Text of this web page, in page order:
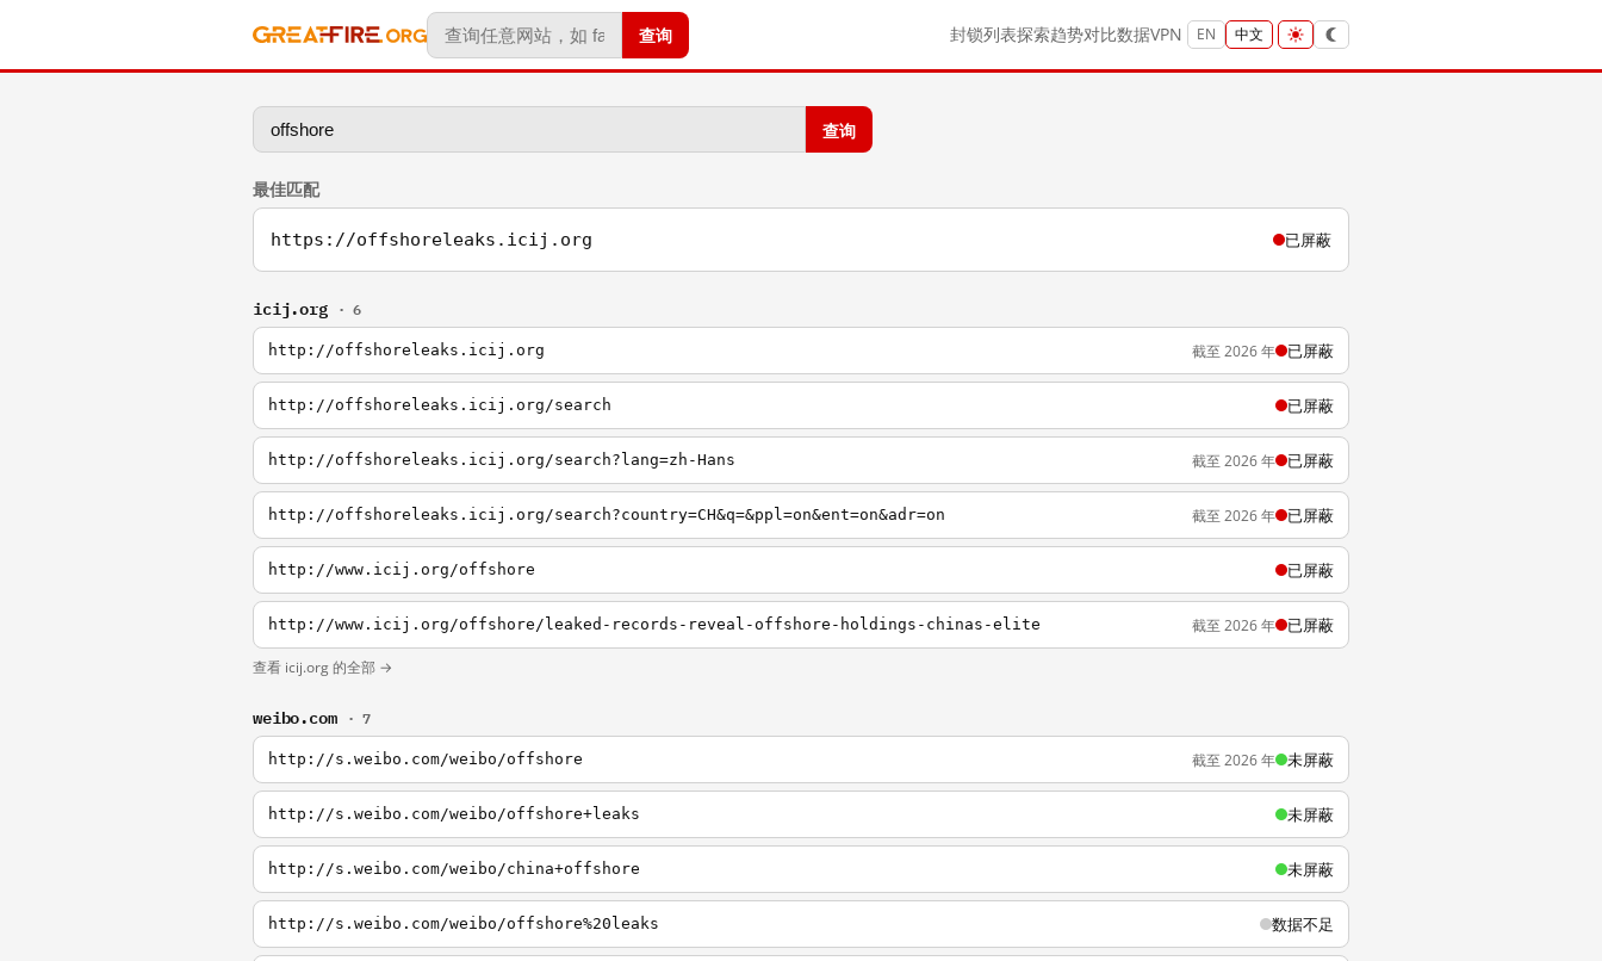
查询 封锁列表探索趋势对比数据VPN EN 中文
查询
最佳匹配
https://offshoreleaks.icij.org 已屏蔽
icij.org · 6
http://offshoreleaks.icij.org 截至 2026 年 已屏蔽
http://offshoreleaks.icij.org/search 已屏蔽
http://offshoreleaks.icij.org/search?lang=zh-Hans 截至 2026 年 已屏蔽
http://offshoreleaks.icij.org/search?country=CH&q=&ppl=on&ent=on&adr=on 截至 2026 年 已屏蔽
http://www.icij.org/offshore 已屏蔽
http://www.icij.org/offshore/leaked-records-reveal-offshore-holdings-chinas-elite 截至 2026 年 已屏蔽
查看 icij.org 的全部 →
weibo.com · 7
http://s.weibo.com/weibo/offshore 截至 2026 年 未屏蔽
http://s.weibo.com/weibo/offshore+leaks 未屏蔽
http://s.weibo.com/weibo/china+offshore 未屏蔽
http://s.weibo.com/weibo/offshore%20leaks 数据不足